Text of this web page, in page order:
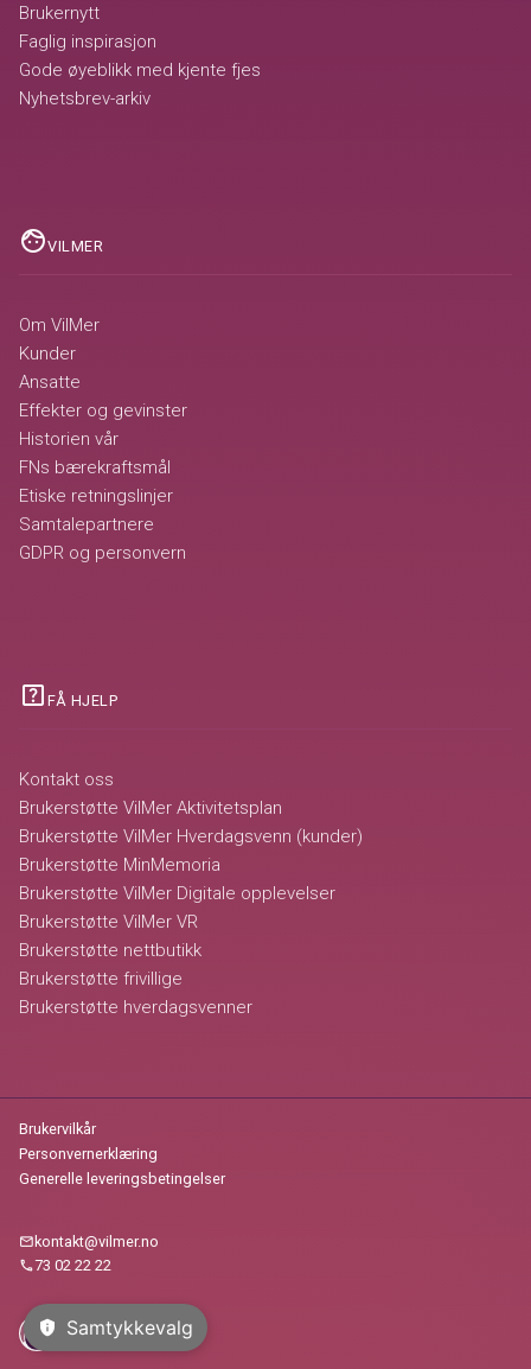
Brukernytt
Faglig inspirasjon
Gode øyeblikk med kjente fjes
Nyhetsbrev-arkiv
faceVILMER
Om VilMer
Kunder
Ansatte
Effekter og gevinster
Historien vår
FNs bærekraftsmål
Etiske retningslinjer
Samtalepartnere
GDPR og personvern
help_center FÅ HJELP
Kontakt oss
Brukerstøtte VilMer Aktivitetsplan
Brukerstøtte VilMer Hverdagsvenn (kunder)
Brukerstøtte MinMemoria
Brukerstøtte VilMer Digitale opplevelser
Brukerstøtte VilMer VR
Brukerstøtte nettbutikk
Brukerstøtte frivillige
Brukerstøtte hverdagsvenner
VilMer AS @ 2026
Brukervilkår
Personvernerklæring
Generelle leveringsbetingelser
mailkontakt@vilmer.no
call73 02 22 22
privacy_tip Samtykkevalg